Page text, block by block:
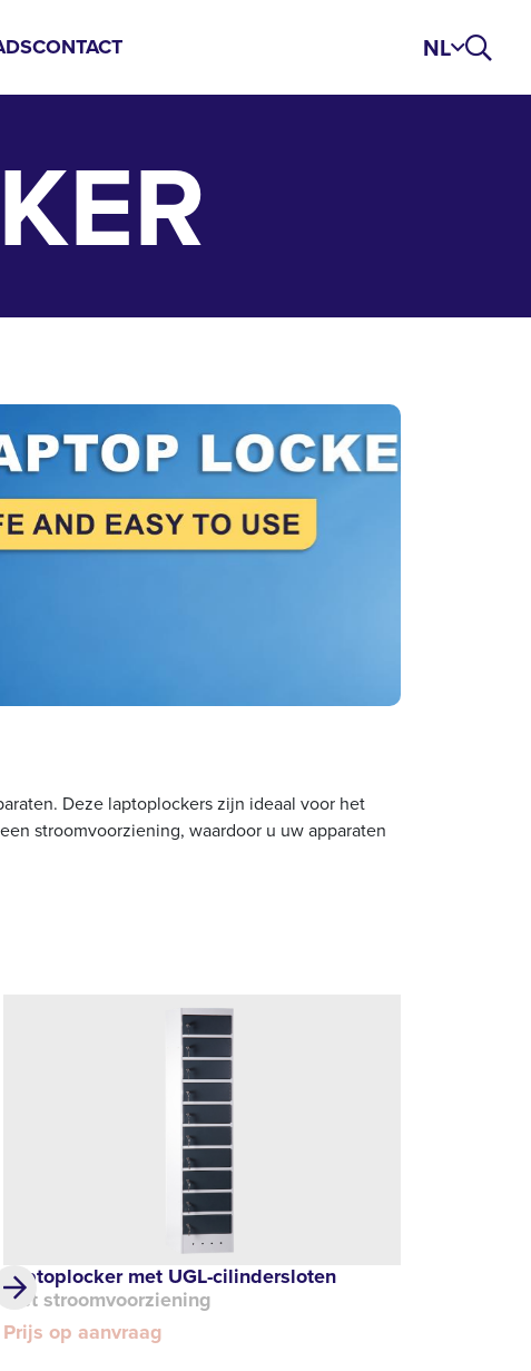
CONTACT NL
Deze laptoplockers zijn ideaal voor het
stroomvoorziening, waardoor u uw apparaten
Laptoplocker met UGL-cilindersloten
met stroomvoorziening
Prijs op aanvraag